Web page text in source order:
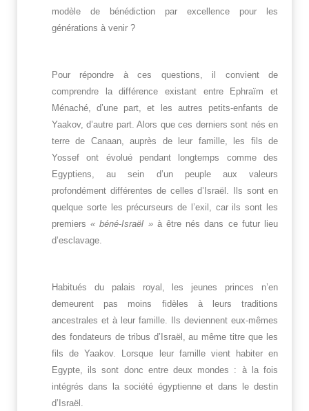
modèle de bénédiction par excellence pour les
générations à venir ?
Pour répondre à ces questions, il convient de
comprendre la différence existant entre Ephraïm et
Ménaché, d’une part, et les autres petits-enfants de
Yaakov, d’autre part. Alors que ces derniers sont nés en
terre de Canaan, auprès de leur famille, les fils de
Yossef ont évolué pendant longtemps comme des
Egyptiens, au sein d’un peuple aux valeurs
profondément différentes de celles d’Israël. Ils sont en
quelque sorte les précurseurs de l’exil, car ils sont les
premiers« béné-Israël »à être nés dans ce futur lieu
d’esclavage.
Habitués du palais royal, les jeunes princes n’en
demeurent pas moins fidèles à leurs traditions
ancestrales et à leur famille. Ils deviennent eux-mêmes
des fondateurs de tribus d’Israël, au même titre que les
fils de Yaakov. Lorsque leur famille vient habiter en
Egypte, ils sont donc entre deux mondes : à la fois
intégrés dans la société égyptienne et dans le destin
d’Israël.